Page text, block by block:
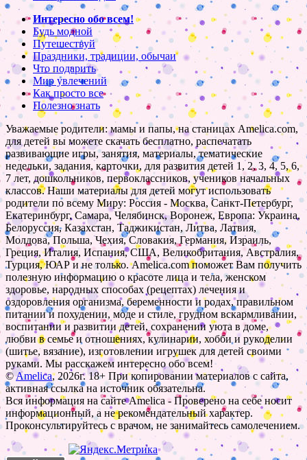
Интересно обо всем!
Будь модной
Путешествуй
Праздники, традиции, обычаи
Что подарить
Мир увлечений
Как просто все
Полезно знать
Уважаемые родители: мамы и папы, на станицах Amelica.com,
для детей вы можете скачать бесплатно, распечатать
развивающие игры, занятия, материалы, тематические
недельки, задания, карточки, для развития детей 1, 2, 3, 4, 5, 6,
7 лет, дошкольников, первоклассников, учеников начальных
классов. Наши материалы для детей могут использовать
родители по всему Миру: Россия - Москва, Санкт-Петербург,
Екатеринбург, Самара, Челябинск, Воронеж, Европа: Украина,
Белоруссия, Казахстан, Таджикистан, Литва, Латвия,
Молдова, Польша, Чехия, Словакия, Германия, Израиль,
Греция, Италия, Испания, США, Великобритания, Австралия,
Турция, ЮАР и не только. Amelica.com поможет Вам получить
полезную информацию о красоте лица и тела, женском
здоровье, народных способах (рецептах) лечения и
оздоровления организма, беременности и родах, правильном
питании и похудении, моде и стиле, грудном вскармливании,
воспитании и развитии детей, сохранении уюта в доме,
любви в семье и отношениях, кулинарии, хобби и рукоделии
(шитье, вязание), изготовлении игрушек для детей своими
руками. Мы расскажем интересно обо всем!
©Amelica, 2026г. 18+ При копировании материалов с сайта,
активная ссылка на источник обязательна.
Вся информация на сайте Amelica - Проверено на себе носит
информационный, а не рекомендательный характер.
Проконсультируйтесь с врачом, не занимайтесь самолечением.